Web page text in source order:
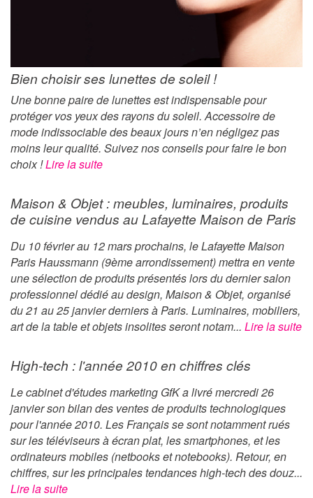
Bien choisir ses lunettes de soleil !
Une bonne paire de lunettes est indispensable pour
protéger vos yeux des rayons du soleil. Accessoire de
mode indissociable des beaux jours n’en négligez pas
moins leur qualité. Suivez nos conseils pour faire le bon
choix !Lire la suite
Maison & Objet : meubles, luminaires, produits
de cuisine vendus au Lafayette Maison de Paris
Du 10 février au 12 mars prochains, le Lafayette Maison
Paris Haussmann (9ème arrondissement) mettra en vente
une sélection de produits présentés lors du dernier salon
professionnel dédié au design, Maison & Objet, organisé
du 21 au 25 janvier derniers à Paris. Luminaires, mobiliers,
art de la table et objets insolites seront notam... Lire la suite
High-tech : l'année 2010 en chiffres clés
Le cabinet d'études marketing GfK a livré mercredi 26
janvier son bilan des ventes de produits technologiques
pour l'année 2010. Les Français se sont notamment rués
sur les téléviseurs à écran plat, les smartphones, et les
ordinateurs mobiles (netbooks et notebooks). Retour, en
chiffres, sur les principales tendances high-tech des douz...
Lire la suite